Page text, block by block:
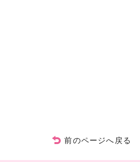
前のページへ戻る